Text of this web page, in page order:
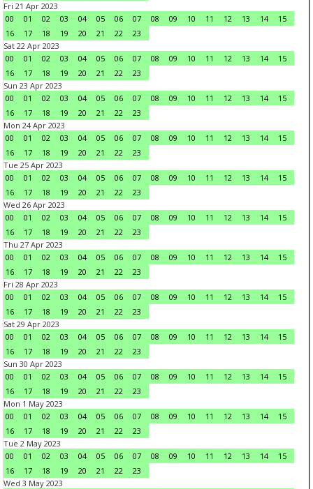
Fri 21 Apr 2023
00
01 02 03 04 05 06 07 08 09 10 11 12 13 14
15
16
17 18 19 20 21 22
23
Sat 22 Apr 2023
00
01 02 03 04 05 06 07 08 09 10 11 12 13 14
15
16
17 18 19 20 21 22
23
Sun 23 Apr 2023
00
01 02 03 04 05 06 07 08 09 10 11 12 13 14
15
16
17 18 19 20 21 22
23
Mon 24 Apr 2023
00
01 02 03 04 05 06 07 08 09 10 11 12 13 14
15
16
17 18 19 20 21 22
23
Tue 25 Apr 2023
00
01 02 03 04 05 06 07 08 09 10 11 12 13 14
15
16
17 18 19 20 21 22
23
Wed 26 Apr 2023
00
01 02 03 04 05 06 07 08 09 10 11 12 13 14
15
16
17 18 19 20 21 22
23
Thu 27 Apr 2023
00
01 02 03 04 05 06 07 08 09 10 11 12 13 14
15
16
17 18 19 20 21 22
23
Fri 28 Apr 2023
00
01 02 03 04 05 06 07 08 09 10 11 12 13 14
15
16
17 18 19 20 21 22
23
Sat 29 Apr 2023
00
01 02 03 04 05 06 07 08 09 10 11 12 13 14
15
16
17 18 19 20 21 22
23
Sun 30 Apr 2023
00
01 02 03 04 05 06 07 08 09 10 11 12 13 14
15
16
17 18 19 20 21 22
23
Mon 1 May 2023
00
01 02 03 04 05 06 07 08 09 10 11 12 13 14
15
16
17 18 19 20 21 22
23
Tue 2 May 2023
00
01 02 03 04 05 06 07 08 09 10 11 12 13 14
15
16
17 18 19 20 21 22
23
Wed 3 May 2023